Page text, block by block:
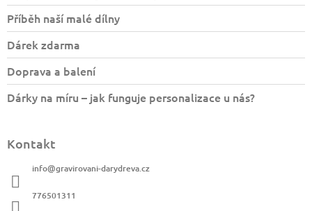
Příběh naší malé dílny
Dárek zdarma
Doprava a balení
Dárky na míru – jak funguje personalizace u nás?
Kontakt
info@gravirovani-darydreva.cz
776501311